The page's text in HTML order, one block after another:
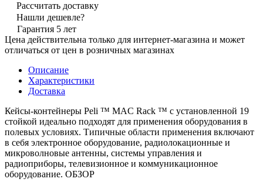
Рассчитать доставку
Нашли дешевле?
Гарантия 5 лет
Цена действительна только для интернет-магазина и может
отличаться от цен в розничных магазинах
Описание
Характеристики
Доставка
Кейсы-контейнеры Peli ™ MAC Rack ™ с установленной 19
стойкой идеально подходят для применения оборудования в
полевых условиях. Типичные области применения включают
в себя электронное оборудование, радиолокационные и
микроволновые антенны, системы управления и
радиоприборы, телевизионное и коммуникационное
оборудование. ОБЗОР